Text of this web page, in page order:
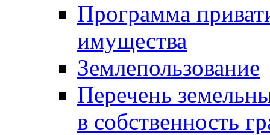
Программа
имущества
Землепользование
Перечень
в собственность